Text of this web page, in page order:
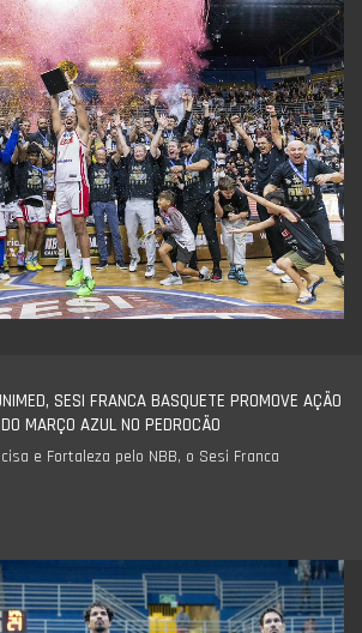
SESI FRANCA BASQUETE PROMOVE AÇÃO
MARÇO AZUL NO PEDROCÃO
e Fortaleza pelo NBB, o Sesi Franca